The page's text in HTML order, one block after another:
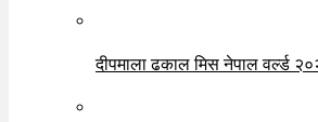
दीपमाला ढकाल मिस नेपाल वर्ल्ड